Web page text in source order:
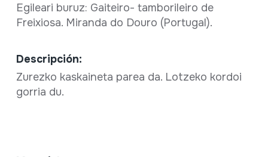
Egileari buruz: Gaiteiro- tamborileiro de
Freixiosa. Miranda do Douro (Portugal).
Descripción:
Zurezko kaskaineta parea da. Lotzeko kordoi
gorria du.